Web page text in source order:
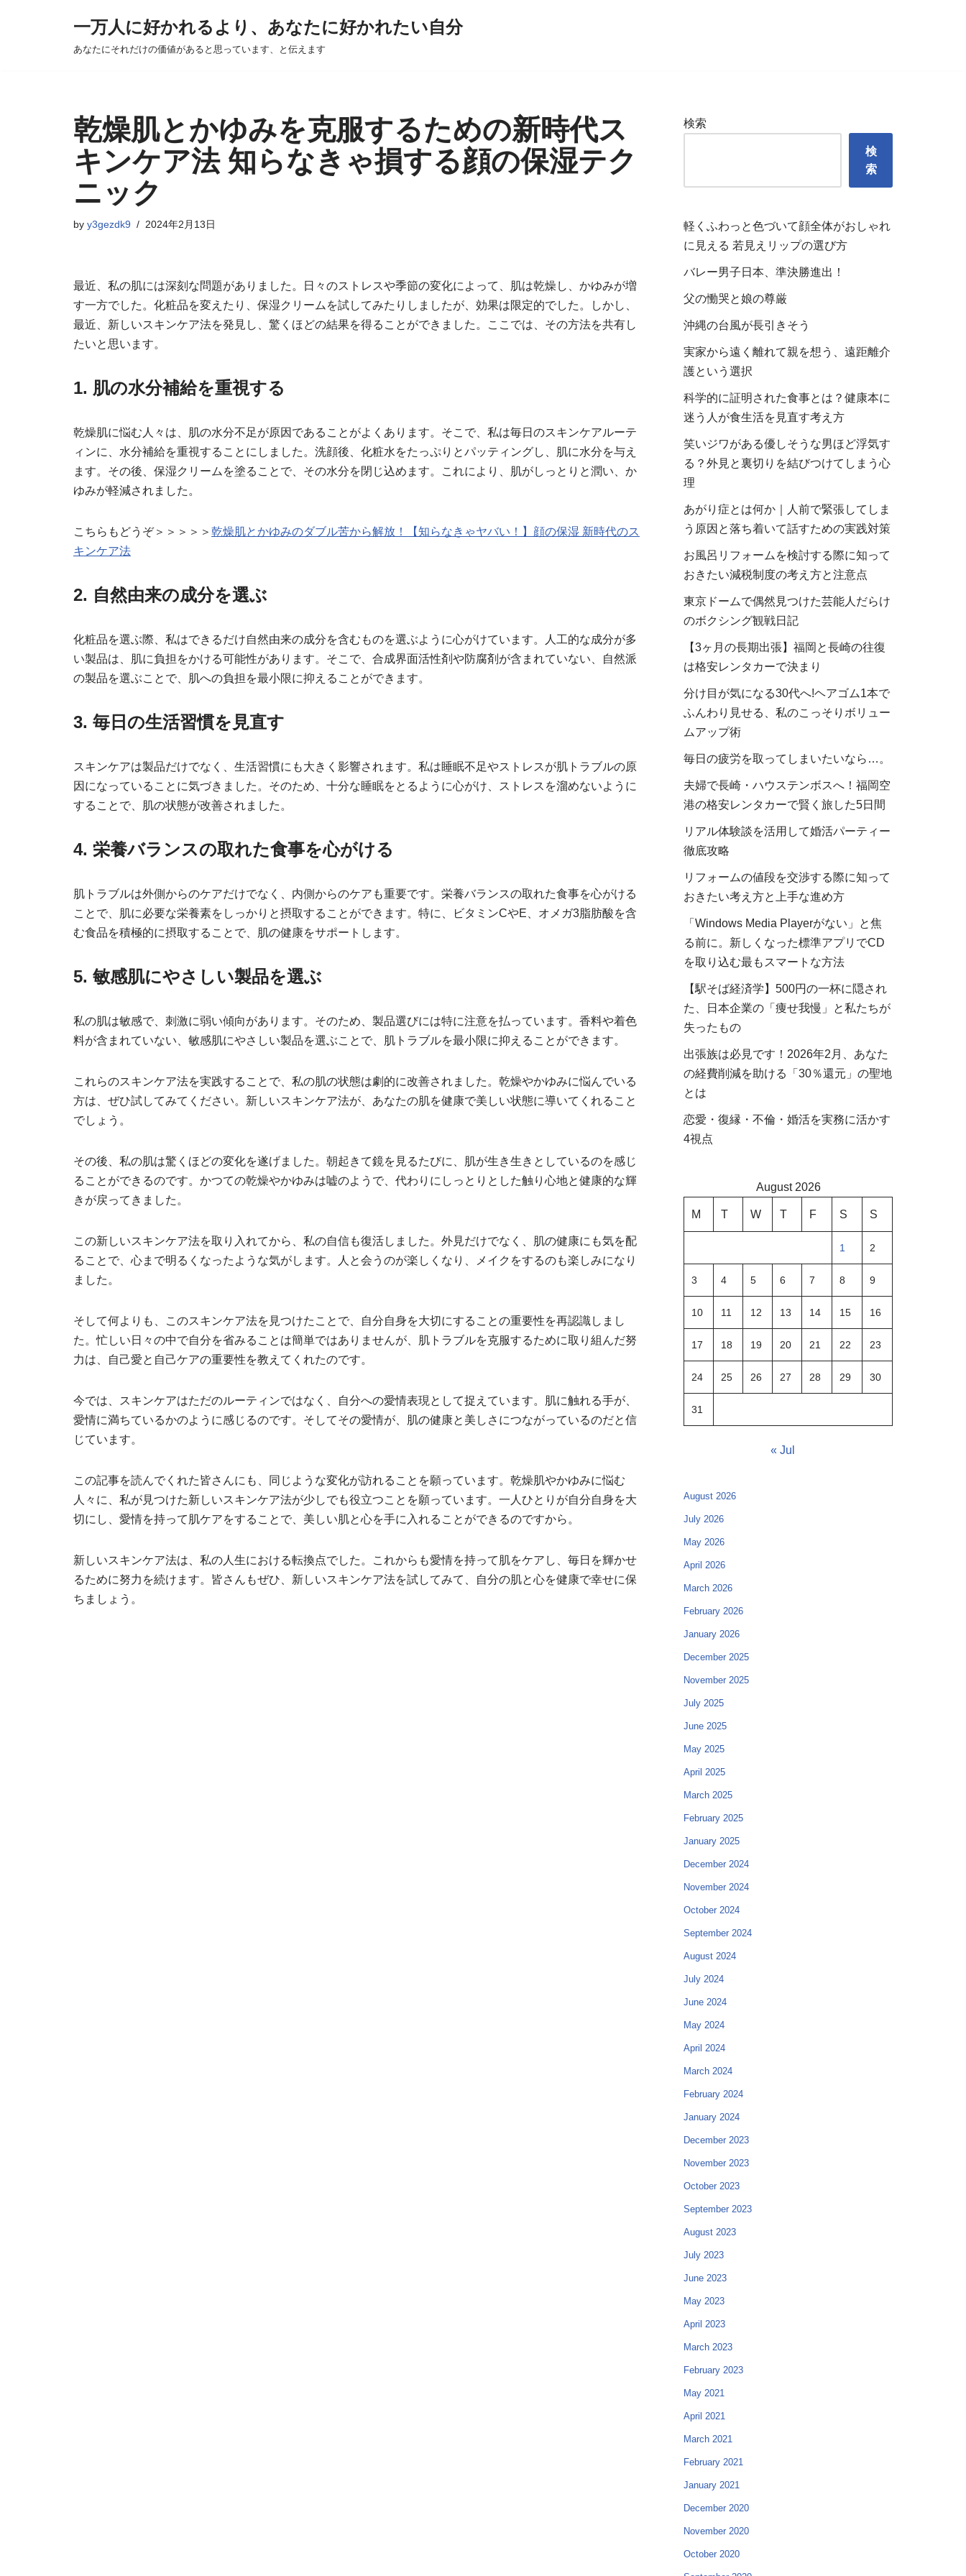
一万人に好かれるより、あなたに好かれたい自分
あなたにそれだけの価値があると思っています、と伝えます
乾燥肌とかゆみを克服するための新時代ス
キンケア法 知らなきゃ損する顔の保湿テク
ニック
by y3gezdk9 2024年2月13日
最近、私の肌には深刻な問題がありました。日々のストレスや季節の変化によって、肌は乾燥し、かゆみが増
す一方でした。化粧品を変えたり、保湿クリームを試してみたりしましたが、効果は限定的でした。しかし、
最近、新しいスキンケア法を発見し、驚くほどの結果を得ることができました。ここでは、その方法を共有し
たいと思います。
1. 肌の水分補給を重視する
乾燥肌に悩む人々は、肌の水分不足が原因であることがよくあります。そこで、私は毎日のスキンケアルーテ
ィンに、水分補給を重視することにしました。洗顔後、化粧水をたっぷりとパッティングし、肌に水分を与え
ます。その後、保湿クリームを塗ることで、その水分を閉じ込めます。これにより、肌がしっとりと潤い、か
ゆみが軽減されました。
こちらもどうぞ＞＞＞＞＞ 乾燥肌とかゆみのダブル苦から解放！【知らなきゃヤバい！】顔の保湿 新時代のス
キンケア法
2. 自然由来の成分を選ぶ
化粧品を選ぶ際、私はできるだけ自然由来の成分を含むものを選ぶように心がけています。人工的な成分が多
い製品は、肌に負担をかける可能性があります。そこで、合成界面活性剤や防腐剤が含まれていない、自然派
の製品を選ぶことで、肌への負担を最小限に抑えることができます。
3. 毎日の生活習慣を見直す
スキンケアは製品だけでなく、生活習慣にも大きく影響されます。私は睡眠不足やストレスが肌トラブルの原
因になっていることに気づきました。そのため、十分な睡眠をとるように心がけ、ストレスを溜めないように
することで、肌の状態が改善されました。
4. 栄養バランスの取れた食事を心がける
肌トラブルは外側からのケアだけでなく、内側からのケアも重要です。栄養バランスの取れた食事を心がける
ことで、肌に必要な栄養素をしっかりと摂取することができます。特に、ビタミンCやE、オメガ3脂肪酸を含
む食品を積極的に摂取することで、肌の健康をサポートします。
5. 敏感肌にやさしい製品を選ぶ
私の肌は敏感で、刺激に弱い傾向があります。そのため、製品選びには特に注意を払っています。香料や着色
料が含まれていない、敏感肌にやさしい製品を選ぶことで、肌トラブルを最小限に抑えることができます。
これらのスキンケア法を実践することで、私の肌の状態は劇的に改善されました。乾燥やかゆみに悩んでいる
方は、ぜひ試してみてください。新しいスキンケア法が、あなたの肌を健康で美しい状態に導いてくれること
でしょう。
その後、私の肌は驚くほどの変化を遂げました。朝起きて鏡を見るたびに、肌が生き生きとしているのを感じ
ることができるのです。かつての乾燥やかゆみは嘘のようで、代わりにしっとりとした触り心地と健康的な輝
きが戻ってきました。
この新しいスキンケア法を取り入れてから、私の自信も復活しました。外見だけでなく、肌の健康にも気を配
ることで、心まで明るくなったような気がします。人と会うのが楽しくなり、メイクをするのも楽しみになり
ました。
そして何よりも、このスキンケア法を見つけたことで、自分自身を大切にすることの重要性を再認識しまし
た。忙しい日々の中で自分を省みることは簡単ではありませんが、肌トラブルを克服するために取り組んだ努
力は、自己愛と自己ケアの重要性を教えてくれたのです。
今では、スキンケアはただのルーティンではなく、自分への愛情表現として捉えています。肌に触れる手が、
愛情に満ちているかのように感じるのです。そしてその愛情が、肌の健康と美しさにつながっているのだと信
じています。
この記事を読んでくれた皆さんにも、同じような変化が訪れることを願っています。乾燥肌やかゆみに悩む
人々に、私が見つけた新しいスキンケア法が少しでも役立つことを願っています。一人ひとりが自分自身を大
切にし、愛情を持って肌ケアをすることで、美しい肌と心を手に入れることができるのですから。
新しいスキンケア法は、私の人生における転換点でした。これからも愛情を持って肌をケアし、毎日を輝かせ
るために努力を続けます。皆さんもぜひ、新しいスキンケア法を試してみて、自分の肌と心を健康で幸せに保
ちましょう。
検索
検
索
軽くふわっと色づいて顔全体がおしゃれ
に見える 若見えリップの選び方
バレー男子日本、準決勝進出！
父の慟哭と娘の尊厳
沖縄の台風が長引きそう
実家から遠く離れて親を想う、遠距離介
護という選択
科学的に証明された食事とは？健康本に
迷う人が食生活を見直す考え方
笑いジワがある優しそうな男ほど浮気す
る？外見と裏切りを結びつけてしまう心
理
あがり症とは何か｜人前で緊張してしま
う原因と落ち着いて話すための実践対策
お風呂リフォームを検討する際に知って
おきたい減税制度の考え方と注意点
東京ドームで偶然見つけた芸能人だらけ
のボクシング観戦日記
【3ヶ月の長期出張】福岡と長崎の往復
は格安レンタカーで決まり
分け目が気になる30代へ!ヘアゴム1本で
ふんわり見せる、私のこっそりボリュー
ムアップ術
毎日の疲労を取ってしまいたいなら…。
夫婦で長崎・ハウステンボスへ！福岡空
港の格安レンタカーで賢く旅した5日間
リアル体験談を活用して婚活パーティー
徹底攻略
リフォームの値段を交渉する際に知って
おきたい考え方と上手な進め方
「Windows Media Playerがない」と焦
る前に。新しくなった標準アプリでCD
を取り込む最もスマートな方法
【駅そば経済学】500円の一杯に隠され
た、日本企業の「痩せ我慢」と私たちが
失ったもの
出張族は必見です！2026年2月、あなた
の経費削減を助ける「30％還元」の聖地
とは
恋愛・復縁・不倫・婚活を実務に活かす
4視点
August 2026
M T W T F S S
1 2
3 4 5 6 7 8 9
10 11 12 13 14 15 16
17 18 19 20 21 22 23
24 25 26 27 28 29 30
31
« Jul
August 2026
July 2026
May 2026
April 2026
March 2026
February 2026
January 2026
December 2025
November 2025
July 2025
June 2025
May 2025
April 2025
March 2025
February 2025
January 2025
December 2024
November 2024
October 2024
September 2024
August 2024
July 2024
June 2024
May 2024
April 2024
March 2024
February 2024
January 2024
December 2023
November 2023
October 2023
September 2023
August 2023
July 2023
June 2023
May 2023
April 2023
March 2023
February 2023
May 2021
April 2021
March 2021
February 2021
January 2021
December 2020
November 2020
October 2020